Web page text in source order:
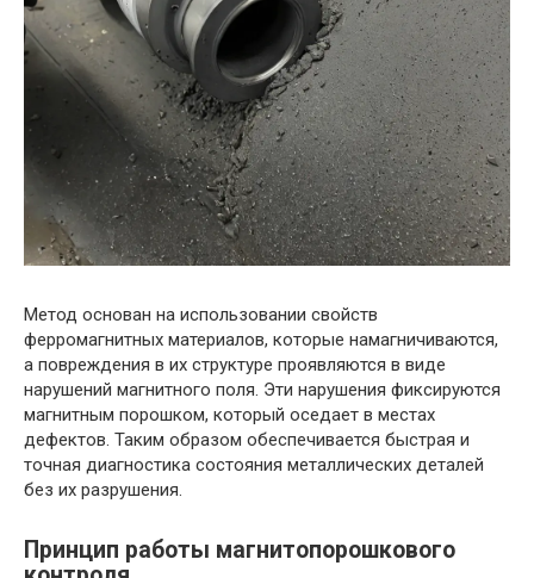
Метод основан на использовании свойств
ферромагнитных материалов, которые намагничиваются,
а повреждения в их структуре проявляются в виде
нарушений магнитного поля. Эти нарушения фиксируются
магнитным порошком, который оседает в местах
дефектов. Таким образом обеспечивается быстрая и
точная диагностика состояния металлических деталей
без их разрушения.
Принцип работы магнитопорошкового